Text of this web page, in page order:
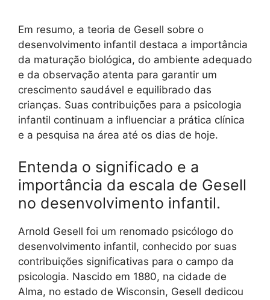
Em resumo, a teoria de Gesell sobre o
desenvolvimento infantil destaca a importância
da maturação biológica, do ambiente adequado
e da observação atenta para garantir um
crescimento saudável e equilibrado das
crianças. Suas contribuições para a psicologia
infantil continuam a influenciar a prática clínica
e a pesquisa na área até os dias de hoje.
Entenda o significado e a
importância da escala de Gesell
no desenvolvimento infantil.
Arnold Gesell foi um renomado psicólogo do
desenvolvimento infantil, conhecido por suas
contribuições significativas para o campo da
psicologia. Nascido em 1880, na cidade de
Alma, no estado de Wisconsin, Gesell dedicou